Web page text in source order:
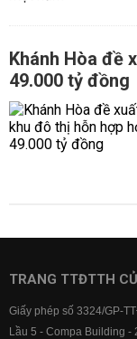
Khánh Hòa đề
49.000 tỷ đồng
TRANG TTĐTTH
Giấy phép số 3324/GP-
Lầu 5 - Compa Building